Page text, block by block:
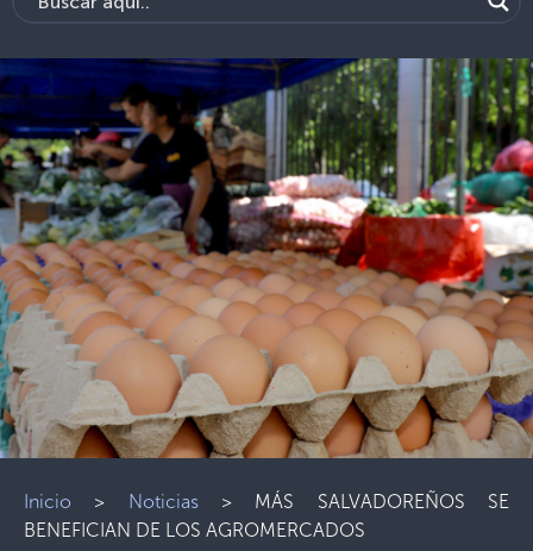
Inicio > Noticias> MÁS SALVADOREÑOS SE
BENEFICIAN DE LOS AGROMERCADOS